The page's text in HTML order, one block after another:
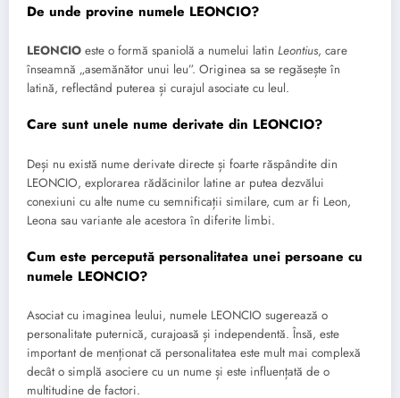
De unde provine numele LEONCIO?
LEONCIO este o formă spaniolă a numelui latin Leontius, care
înseamnă „asemănător unui leu”. Originea sa se regăsește în
latină, reflectând puterea și curajul asociate cu leul.
Care sunt unele nume derivate din LEONCIO?
Deși nu există nume derivate directe și foarte răspândite din
LEONCIO, explorarea rădăcinilor latine ar putea dezvălui
conexiuni cu alte nume cu semnificații similare, cum ar fi Leon,
Leona sau variante ale acestora în diferite limbi.
Cum este percepută personalitatea unei persoane cu
numele LEONCIO?
Asociat cu imaginea leului, numele LEONCIO sugerează o
personalitate puternică, curajoasă și independentă. Însă, este
important de menționat că personalitatea este mult mai complexă
decât o simplă asociere cu un nume și este influențată de o
multitudine de factori.